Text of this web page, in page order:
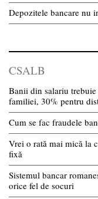
Depozitele bancare nu
CSALB
Banii din salariu
familiei, 30% pentru
Cum se fac fraudele
Vrei o rată mai mică la
fixă
Sistemul bancar
orice fel de socuri